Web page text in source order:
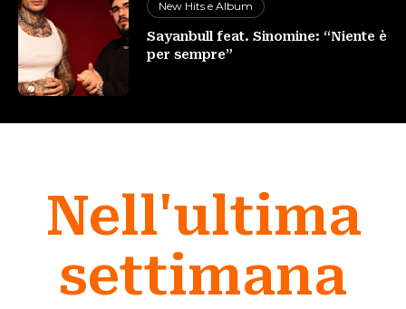
New Hits e Album
Sayanbull feat. Sinomine: “Niente è
per sempre”
Nell'ultima
settimana